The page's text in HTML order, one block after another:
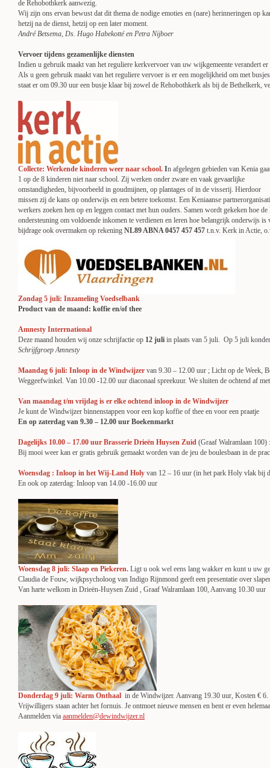
de Rehobothkerk aanwezig.
Wij zijn ons ervan bewust dat dit thema de nodige emoties en (nare) herinneringen op
hetzij na de dienst, hetzij op een later moment.
André Betsema, Ds. Hugo Habekotté en Petra Nijboer
Vervoer tijdens gezamenlijke diensten
Indien u gebruik maakt van het reguliere kerkvervoer van uw wijkgemeente verandert
Als u geen gebruik maakt van het reguliere vervoer is er een mogelijkheid om met
staat er om 09.30 uur een busje klaar bij zowel de Rehobothkerk als bij de Bethelkerk,
Collecte: Werkende kinderen weer naar school. In afgelegen gebieden van Kenia
1 op de 8 kinderen niet naar school. Zij werken onder zware en vaak gevaarlijke
omstandigheden, bijvoorbeeld in goudmijnen, op plantages of in de visserij. Hierdoor
missen zij de kans op onderwijs en een betere toekomst. Een Keniaanse
werkers zoeken hen op en leggen contact met hun ouders. Samen wordt gekeken hoe
ondersteuning om voldoende inkomen te verdienen en leren hoe belangrijk onderwijs
bijdrage ook overmaken op rekening NL89 ABNA 0457 457 457 t.n.v. Kerk in Actie,
Zondag 5 juli: Inzameling Voedselbank
Product van de maand: koffie en/of thee
Amnesty Interrnational
Deze maand houden wij onze schrijfactie op 12 juli in plaats van 5 juli. Op 5 juli
Schrijfgroep Amnesty
Maandag 6 juli: Inloop in de Windwijzer van 9.30 – 12.00 uur ; Licht op de Week,
Weggeefwinkel. Van 10.00 -12.00 uur diaconaal spreekuur. We sluiten de ochtend af
Van maandag t/m vrijdag is er elke ochtend inloop in de Windwijzer
Je kunt de Windwijzer binnenstappen voor een kop koffie of thee en voor een praatje
En op zaterdag van 9.30 – 12.00 uur Boekenmarkt
Dagelijks 10.00 – 17.00 uur Brasserie Drieën Huysen Zuid (Graaf Walramlaan
Bij mooi weer kan er gratis gebruik gemaakt worden van de jeu de boulesbaan in de
Woensdag : Inloop in het Wij-Land Holy van 12 – 16 uur (in het park Holy vlak bij
En ook op zaterdag: Inloop van 14.00 -16.00 uur
Woensdag 8 juli: Slaap en Piekeren. Ligt u ook wel eens lang wakker en kunt u uw
Claudia de Fouw, wijkpsycholoog van Indigo Rijnmond geeft een presentatie over
Van harte welkom in Drieën-Huysen Zuid , Graaf Walramlaan 100, Aanvang 10.30 uur
Donderdag 9 juli: Warm Onthaal in de Windwijzer. Aanvang 19.30 uur, Kosten € 6.
Vrijwilligers staan achter het fornuis. Je ontmoet nieuwe mensen en bent er even
Aanmelden via aanmelden@dewindwijzer.nl